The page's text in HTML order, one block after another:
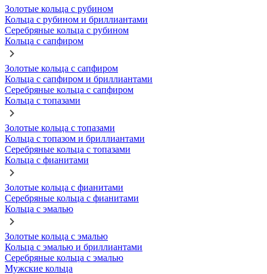
Золотые кольца с рубином
Кольца с рубином и бриллиантами
Серебряные кольца с рубином
Кольца с сапфиром
Золотые кольца с сапфиром
Кольца с сапфиром и бриллиантами
Серебряные кольца с сапфиром
Кольца с топазами
Золотые кольца с топазами
Кольца с топазом и бриллиантами
Серебряные кольца с топазами
Кольца с фианитами
Золотые кольца с фианитами
Серебряные кольца с фианитами
Кольца с эмалью
Золотые кольца с эмалью
Кольца с эмалью и бриллиантами
Серебряные кольца с эмалью
Мужские кольца